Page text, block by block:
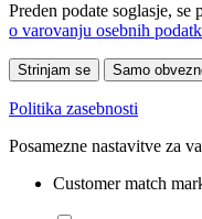
Preden podate soglasje,
o varovanju osebnih
Strinjam se Samo
Politika zasebnosti
Posamezne nastavitve za
Customer match